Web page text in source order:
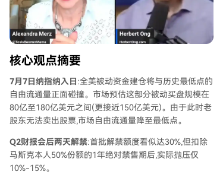
核心观点摘要
7月7日纳指纳入日 :全美被动资金建仓将与历史最低点的
自由流通量正面碰撞。市场预估这部分被动买盘规模在
80亿至180亿美元之间(更接近150亿美元)。由于此时老
股东无法卖出股票,市场自由流通量降至最低点。
Q2财报会后两天解禁:首批解禁额度看似达30%,但扣除
马斯克本人50%份额的1年绝对禁售期后,实际抛压仅
10%-15%。